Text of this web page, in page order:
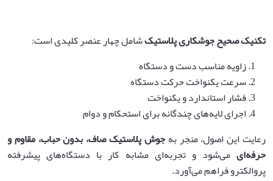
تکنیک صحیح جوشکاری پلاستیکشامل چهار عنصر کلیدی است:
زاویه مناسب دست و دستگاه
سرعت یکنواخت حرکت دستگاه
فشار استاندارد و یکنواخت
اجرای لایه‌های چندگانه برای استحکام و دوام
رعایت این اصول، منجر بهجوش پلاستیک صاف، بدون حباب، مقاوم و
حرفه‌ای می‌شود و تجربه‌ای مشابه کار با دستگاه‌های پیشرفته
پروالکترو فراهم می‌آورد.